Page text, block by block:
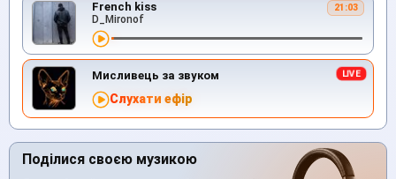
French kiss 21:03
D_Mironof
Мисливець за звуком
Слухати ефір
Поділися своєю музикою